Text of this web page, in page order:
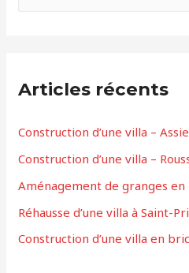
Articles récents
Construction d’une villa –
Construction d’une villa –
Aménagement de granges en
Réhausse d’une villa à Saint-
Construction d’une villa en